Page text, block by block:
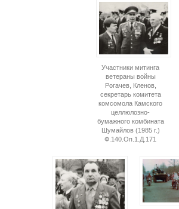
Участники митинга
ветераны войны
Рогачев, Кленов,
секретарь комитета
комсомола Камского
целлюлозно-
бумажного комбината
Шумайлов (1985 г.)
Ф.140.Оп.1.Д.171